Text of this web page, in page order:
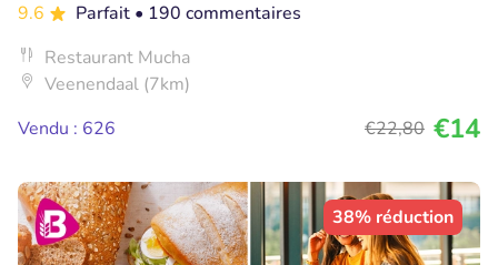
9.6
Parfait • 190 commentaires
Restaurant Mucha
Veenendaal (7km)
Vendu : 626
€22,80 €14
38% réduction